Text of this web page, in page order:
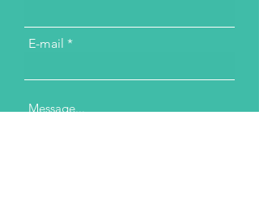
E-mail
Message...